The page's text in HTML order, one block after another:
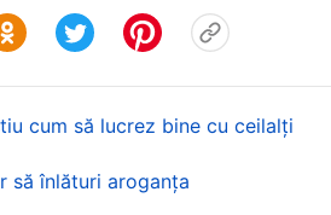
opiniile în timpul discuțiilor.
răspundă, creând o
luate în grabă, fără discuții
și Liu Fei s-au simțit
a venit la ele și a
cum să lucrez bine cu ceilalți
să înlături aroganța